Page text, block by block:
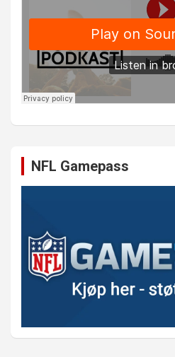
NFL Gamepass